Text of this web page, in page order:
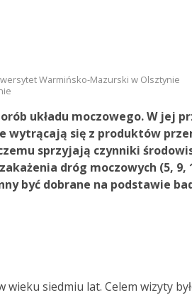
Warmińsko-Mazurski w Olsztynie
układu moczowego. W jej
wytrącają się z produktów
sprzyjają czynniki
dróg moczowych (5, 9,
być dobrane na podstawie
siedmiu lat. Celem wizyty